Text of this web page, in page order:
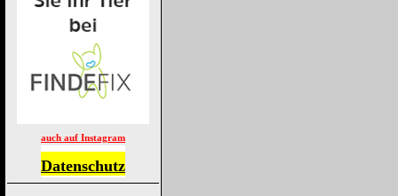
auch auf Instagram
Datenschutz